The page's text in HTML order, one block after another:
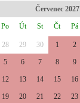
Červenec 2027
Po Út St Čt Pá
28 29 30 1 2
5 6 7 8 9
12 13 14 15 16
19 20 21 22 23